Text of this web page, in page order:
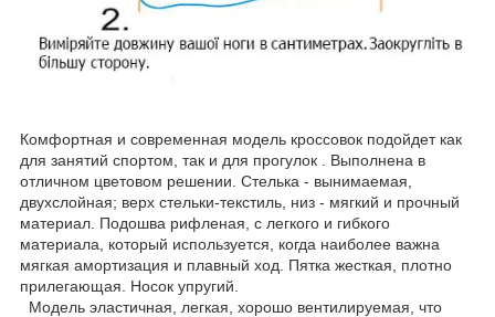
Комфортная и современная модель кроссовок подойдет как
для занятий спортом, так и для прогулок . Выполнена в
отличном цветовом решении. Стелька - вынимаемая,
двухслойная; верх стельки-текстиль, низ - мягкий и прочный
материал. Подошва рифленая, с легкого и гибкого
материала, который используется, когда наиболее важна
мягкая амортизация и плавный ход. Пятка жесткая, плотно
прилегающая. Носок упругий.
Модель эластичная, легкая, хорошо вентилируемая, что